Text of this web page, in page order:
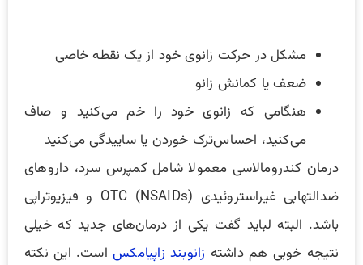
مشکل در حرکت زانوی خود از یک نقطه خاصی
ضعف یا کمانش زانو
هنگامی که زانوی خود را خم می‌کنید و صاف
می‌کنید، احساس‌ترک خوردن یا ساییدگی می‌کنید
درمان کندرومالاسی معمولا شامل کمپرس سرد، داروهای
ضدالتهابی غیراستروئیدی OTC (NSAIDs) و فیزیوتراپی
باشد. البته لباید گفت یکی از درمان‌های جدید که خیلی
نتیجه خوبی هم داشته زانوبند زاپیامکساست. این نکته